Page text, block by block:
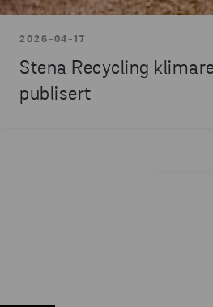
2026-04-17
Stena Recycling
publisert